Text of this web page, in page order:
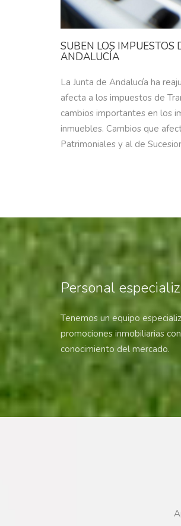
SUBEN LOS IMPUESTOS
ANDALUCÍA
La Junta de Andalucía ha
afecta a los impuestos de
cambios importantes en los
inmuebles. Cambios que
Patrimoniales y al de
Personal
Tenemos un equipo
promociones inmobiliarias
conocimiento del mercado.